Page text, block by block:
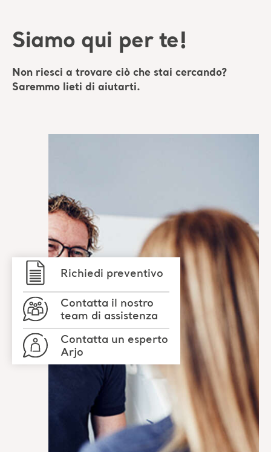
Siamo qui per te!
Non riesci a trovare ciò che stai cercando?
Saremmo lieti di aiutarti.
Richiedi preventivo
Contatta il nostro
team di assistenza
Contatta un esperto
Arjo